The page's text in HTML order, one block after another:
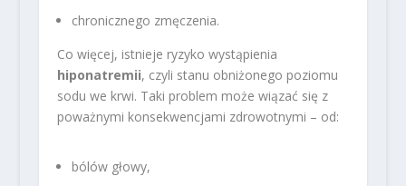
chronicznego zmęczenia.
Co więcej, istnieje ryzyko wystąpienia
hiponatremii, czyli stanu obniżonego poziomu
sodu we krwi. Taki problem może wiązać się z
poważnymi konsekwencjami zdrowotnymi – od:
bólów głowy,